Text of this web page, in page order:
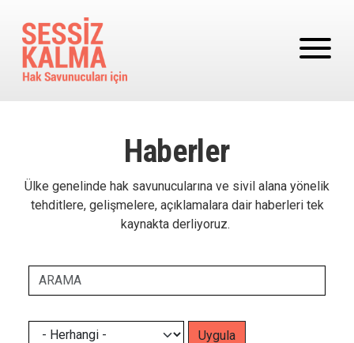
Haberler
Ülke genelinde hak savunucularına ve sivil alana yönelik
tehditlere, gelişmelere, açıklamalara dair haberleri tek
kaynakta derliyoruz.